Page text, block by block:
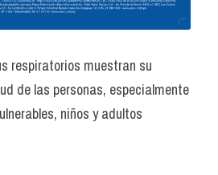
respiratorios muestran su
de las personas, especialmente
niños y adultos